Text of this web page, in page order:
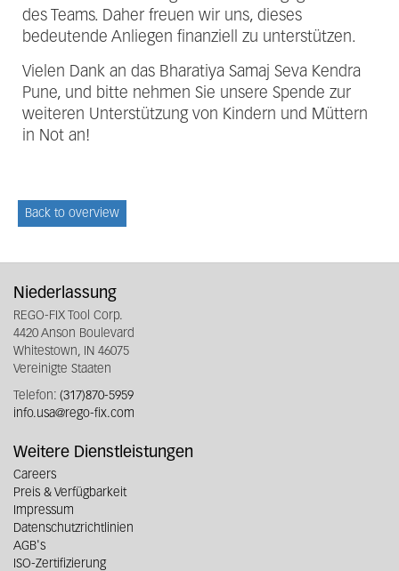
des Teams. Daher freuen wir uns, dieses
bedeutende Anliegen finanziell zu unterstützen.
Vielen Dank an das Bharatiya Samaj Seva Kendra
Pune, und bitte nehmen Sie unsere Spende zur
weiteren Unterstützung von Kindern und Müttern
in Not an!
Back to overview
Niederlassung
REGO-FIX Tool Corp.
4420 Anson Boulevard
Whitestown, IN 46075
Vereinigte Staaten
Telefon: (317)870-5959
info.usa@rego-fix.com
Weitere Dienstleistungen
Careers
Preis & Verfügbarkeit
Impressum
Datenschutzrichtlinien
AGB's
ISO-Zertifizierung